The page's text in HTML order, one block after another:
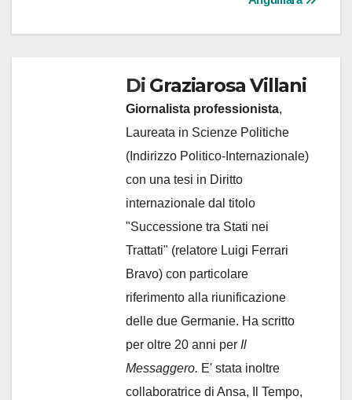
Di Graziarosa Villani
Giornalista professionista,
Laureata in Scienze Politiche
(Indirizzo Politico-Internazionale)
con una tesi in Diritto
internazionale dal titolo
"Successione tra Stati nei
Trattati" (relatore Luigi Ferrari
Bravo) con particolare
riferimento alla riunificazione
delle due Germanie. Ha scritto
per oltre 20 anni per Il
Messaggero. E' stata inoltre
collaboratrice di Ansa, Il Tempo,